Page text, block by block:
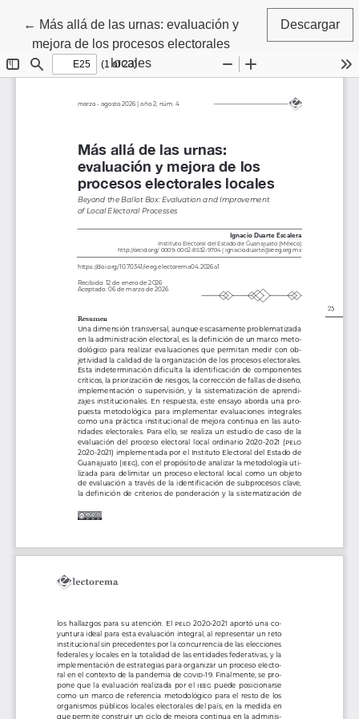
← Volver a los detalles del artículo
Más allá de las urnas: evaluación y
mejora de los procesos electorales
locales
Descargar